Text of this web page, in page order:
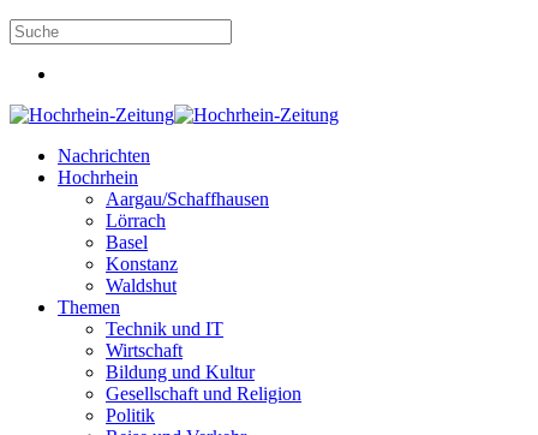
Nachrichten
Hochrhein
Aargau/Schaffhausen
Lörrach
Basel
Konstanz
Waldshut
Themen
Technik und IT
Wirtschaft
Bildung und Kultur
Gesellschaft und Religion
Politik